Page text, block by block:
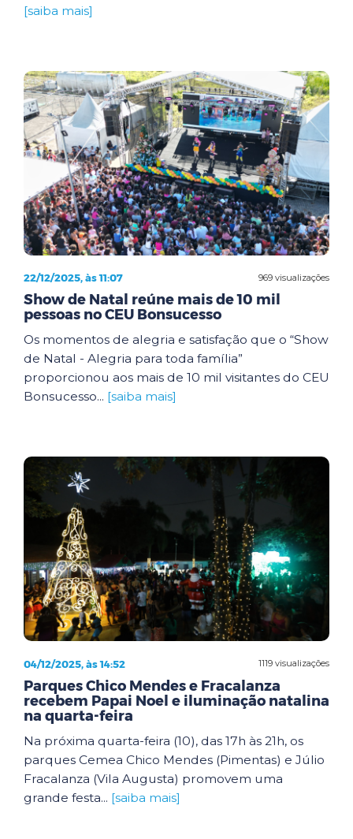
[saiba mais]
969 visualizações
22/12/2025, às 11:07
Show de Natal reúne mais de 10 mil
pessoas no CEU Bonsucesso
Os momentos de alegria e satisfação que o “Show
de Natal - Alegria para toda família”
proporcionou aos mais de 10 mil visitantes do CEU
Bonsucesso... [saiba mais]
1119 visualizações
04/12/2025, às 14:52
Parques Chico Mendes e Fracalanza
recebem Papai Noel e iluminação natalina
na quarta-feira
Na próxima quarta-feira (10), das 17h às 21h, os
parques Cemea Chico Mendes (Pimentas) e Júlio
Fracalanza (Vila Augusta) promovem uma
grande festa... [saiba mais]